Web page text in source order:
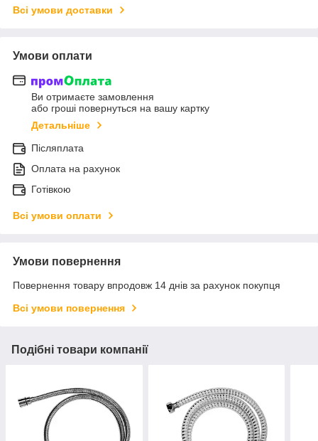
Всі умови доставки
Умови оплати
Ви отримаєте замовлення
або гроші повернуться на вашу картку
Детальніше
Післяплата
Оплата на рахунок
Готівкою
Всі умови оплати
Умови повернення
Повернення товару впродовж 14 днів за рахунок покупця
Всі умови повернення
Подібні товари компанії